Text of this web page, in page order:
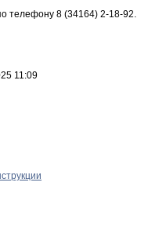
телефону 8 (34164) 2-18-92.
11:09